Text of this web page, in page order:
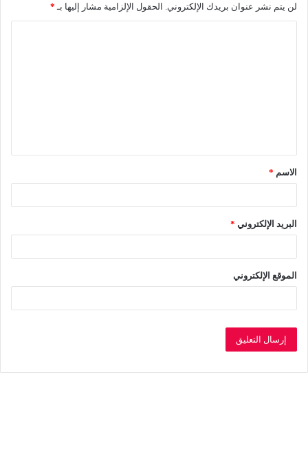
لن يتم نشر عنوان بريدك الإلكتروني. الحقول الإلزامية مشار إليها بـ *
ق
*
الاسم *
البريد الإلكتروني *
الموقع الإلكتروني